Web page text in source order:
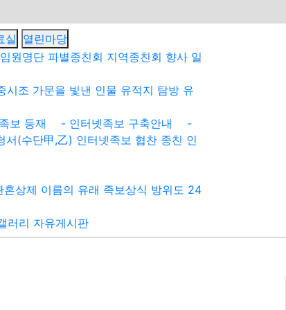
실 열린마당
임원명단 파별종친회 지역종친회 향사 일
시조 가문을 빛낸 인물 유적지 탐방 유
보 등재 - 인터넷족보 구축안내
-
(수단甲,乙) 인터넷족보 협찬 종친 인
혼상제 이름의 유래 족보상식 방위도 24
러리 자유게시판